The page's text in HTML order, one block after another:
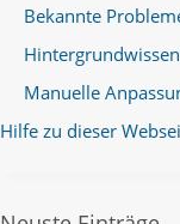
Bekannte
Hintergrundwissen
Manuelle
Hilfe zu dieser